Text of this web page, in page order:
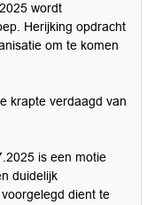
wordt
Herijking opdracht
om te komen
krapte verdaagd van
is een motie
duidelijk
dient te